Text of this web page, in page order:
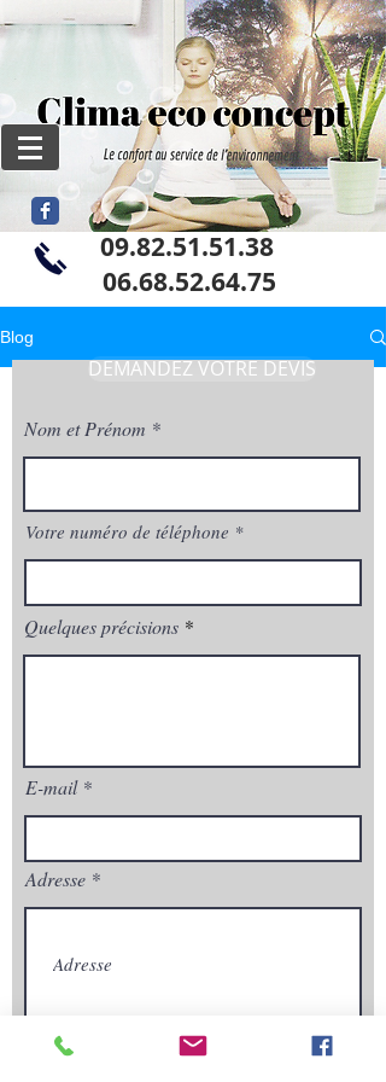
09.82.51.51.38
06.68.52.64.75
Blog
DEMANDEZ VOTRE DEVIS
Nom et Prénom
Votre numéro de téléphone
Quelques précisions
E-mail
Adresse
Envoyez